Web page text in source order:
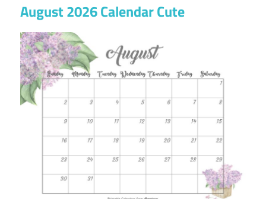
August 2026 Calendar Cute